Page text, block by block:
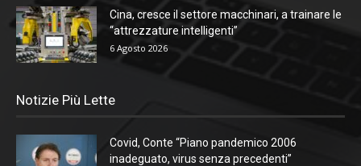
Cina, cresce il settore macchinari, a trainare le
“attrezzature intelligenti”
6 Agosto 2026
Notizie Più Lette
Covid, Conte “Piano pandemico 2006
inadeguato, virus senza precedenti”